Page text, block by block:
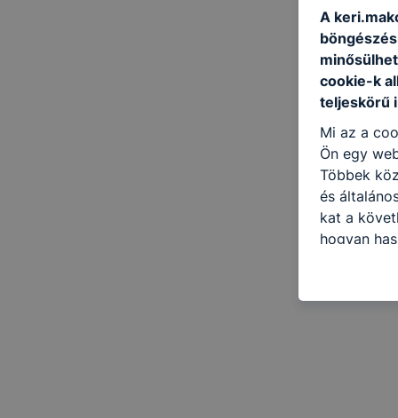
A
cookie-k
teljeskörű
Mi az a
Ön egy
Többek
és
kat a
hogyan
részeit
a cookie-